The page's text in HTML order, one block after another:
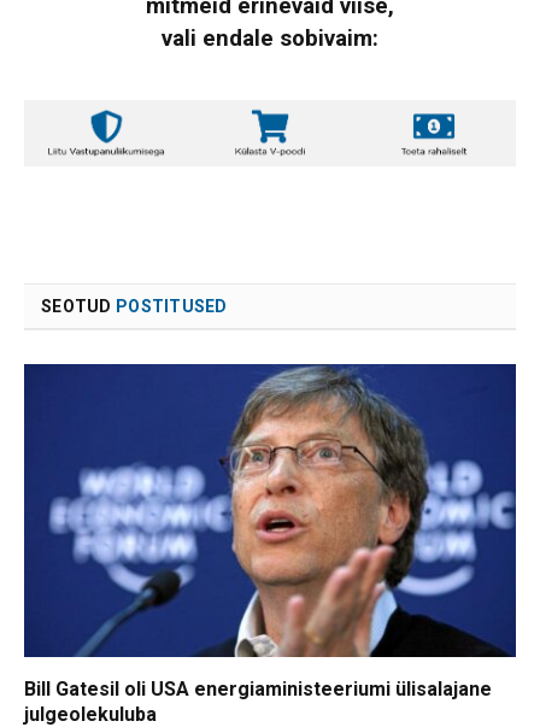
mitmeid erinevaid viise,
vali endale sobivaim:
SEOTUD POSTITUSED
Bill Gatesil oli USA energiaministeeriumi ülisalajane
julgeolekuluba